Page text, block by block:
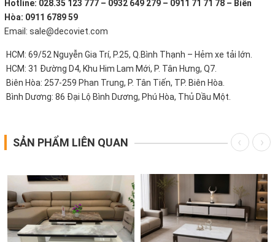
Hotline: 028.35 123 777 – 0932 649 279 – 0911 71 71 78 – Biên
Hòa: 0911 6789 59
Email: sale@decoviet.com
HCM: 69/52 Nguyễn Gia Trí, P.25, Q.Bình Thạnh – Hẻm xe tải lớn.
HCM: 31 Đường D4, Khu Him Lam Mới, P. Tân Hưng, Q7.
Biên Hòa: 257-259 Phan Trung, P. Tân Tiến, TP. Biên Hòa.
Bình Dương: 86 Đại Lộ Bình Dương, Phú Hòa, Thủ Dầu Một.
SẢN PHẨM LIÊN QUAN